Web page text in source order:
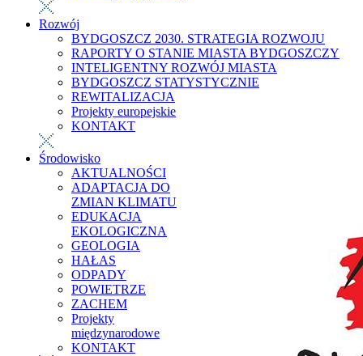
Rozwój
BYDGOSZCZ 2030. STRATEGIA ROZWOJU
RAPORTY O STANIE MIASTA BYDGOSZCZY
INTELIGENTNY ROZWÓJ MIASTA
BYDGOSZCZ STATYSTYCZNIE
REWITALIZACJA
Projekty europejskie
KONTAKT
Środowisko
AKTUALNOŚCI
ADAPTACJA DO
ZMIAN KLIMATU
EDUKACJA
EKOLOGICZNA
GEOLOGIA
HAŁAS
ODPADY
POWIETRZE
ZACHEM
Projekty
międzynarodowe
KONTAKT